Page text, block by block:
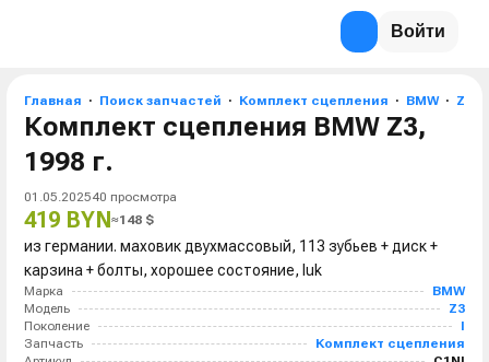
Войти
Главная Поиск запчастей Комплект сцепления BMW Z3
Комплект сцепления BMW Z3,
1998 г.
01.05.202540 просмотра
из германии. маховик двухмассовый, 113 зубьев + диск +
карзина + болты, хорошее состояние, luk
Марка
BMW
Модель
Z3
Поколение
I
Запчасть
Комплект сцепления
419 BYN≈148 $